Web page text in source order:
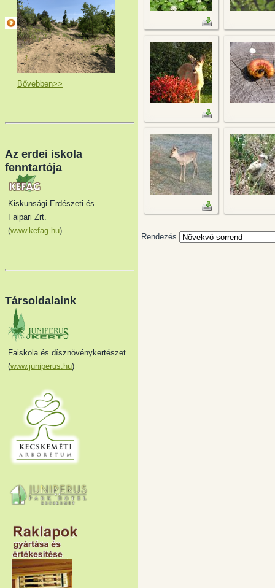
Bővebben>>
Az erdei iskola
fenntartója
Kiskunsági Erdészeti és
Faipari Zrt.
(www.kefag.hu)
Társoldalaink
Faiskola és dísznövénykertészet
(www.juniperus.hu)
Rendezés